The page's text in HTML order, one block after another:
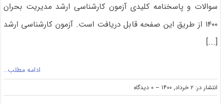
سوالات و پاسخنامه کلیدی آزمون کارشناسی ارشد مدیریت بحران
۱۴۰۰ از طریق این صفحه قابل دریافت است. آزمون کارشناسی ارشد
[...]
ادامه مطلب…
انتشار در: ۲ خرداد, ۱۴۰۰ -- ۰ دیدگاه
on
دانلود